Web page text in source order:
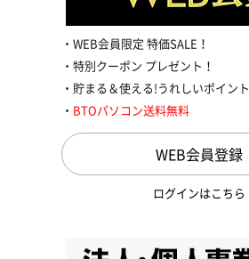
WEB会員限定 特価SALE！
特別クーポン プレゼント！
貯まる＆使える!うれしいポイント
BTOパソコン送料無料
WEB会員登録
ログインはこちら